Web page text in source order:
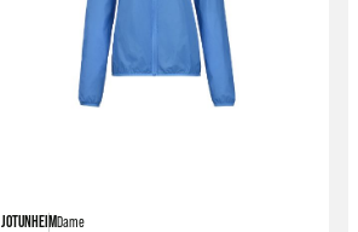
JOTUNHEIMDame